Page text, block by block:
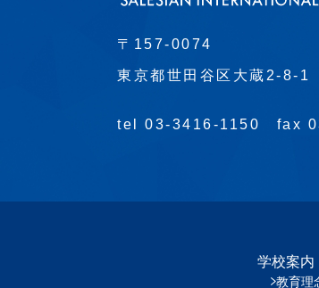
〒157-0074
東京都世田谷区大蔵2-8-1
tel 03-3416-1150 fax
学校案内
教育理